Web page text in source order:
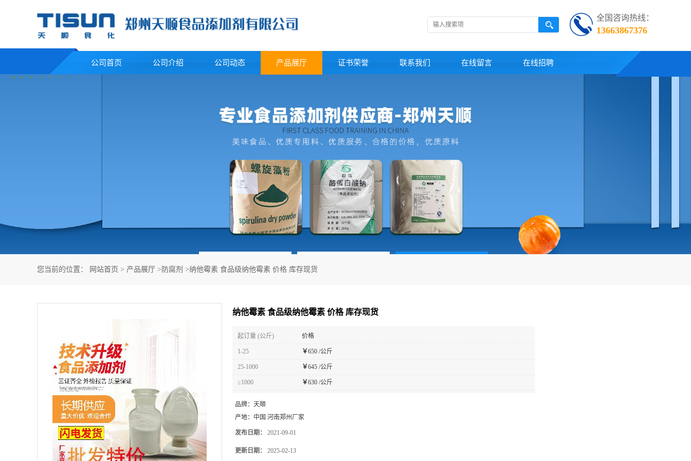
全国咨询热线：
13663867376
公司首页 公司介绍 公司动态 产品展厅 证书荣誉 联系我们 在线留言 在线招聘
您当前的位置： 网站首页 > 产品展厅 > 防腐剂 >纳他霉素 食品级纳他霉素 价格 库存现货
纳他霉素 食品级纳他霉素 价格 库存现货
起订量 (公斤) 价格
1-25 ￥650 /公斤
25-1000 ￥645 /公斤
≥1000 ￥630 /公斤
品牌： 天顺
产地： 中国 河南郑州厂家
发布日期： 2021-09-01
更新日期： 2025-02-13